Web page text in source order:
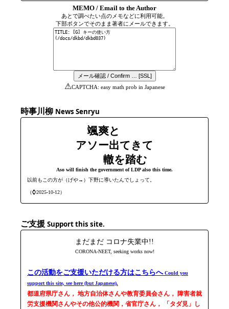
MEMO / Email to the Author
あとで調べたい点のメモなどに利用可能。
下部ボタンでそのまま著者にメールできます。
⚠CAPTCHA: easy math prob in Japanese
時事川柳 News Senryu
颯爽と
アソー出てきて
轍を踏む
Aso will finish the government of LDP also this time.
以前もこの方が（げや→）下野に導いたんでしょって。
（⌚2025-10-12）
ご支援 Support this site.
まだまだ コロナ失業中!!
CORONA-NEET, seeking works now!
この活動をご支援いただける方はこちらへCould you
support this site, see here (but Japanese).
都道府県庁さん， 地方自治体さんや教育委員会さん， 障害者就
労支援機関さんやその他公的機関，省官庁さん， 「タダ見」し